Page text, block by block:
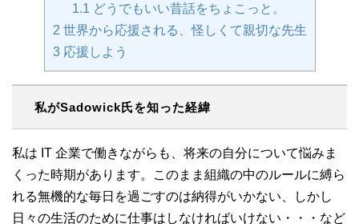
1.1 どうでもいい昔話をちょこっと。
2 世界から応援される、怪しくて親切な先生
3応援しよう
私がSadowick氏を知った経緯
私は IT 企業で働きながらも、将来の自分について悩みま
くった時期があります。このまま組織の中のルールに縛ら
れる無機的な毎日を過ごすのは納得がいかない、しかし
日々の生活のために仕事はしなければいけない・・・など